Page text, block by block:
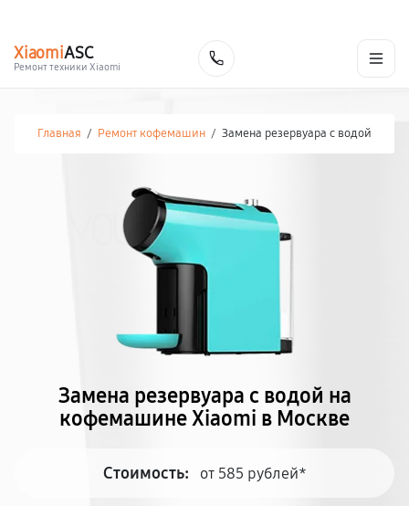
XiaomiASC
Ремонт техники Xiaomi
Главная / Ремонт кофемашин / Замена резервуара с водой
Замена резервуара с водой на
кофемашине Xiaomi в Москве
Стоимость: от 585 рублей*